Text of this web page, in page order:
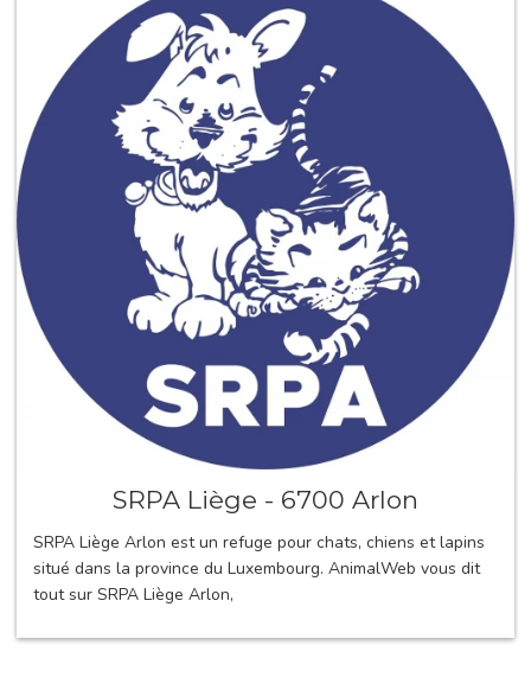
SRPA Liège - 6700 Arlon
SRPA Liège Arlon est un refuge pour chats, chiens et lapins
situé dans la province du Luxembourg. AnimalWeb vous dit
tout sur SRPA Liège Arlon,